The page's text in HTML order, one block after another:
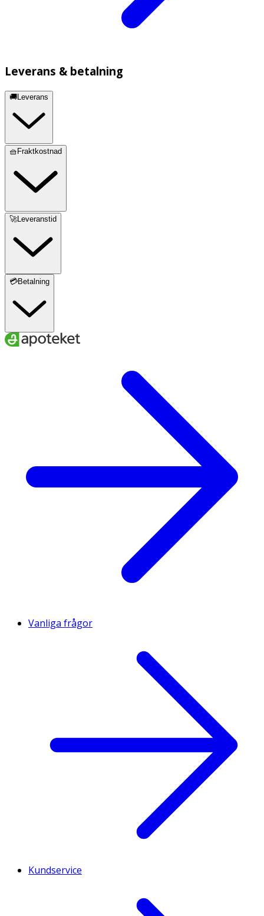
Leverans & betalning
🚚Leverans
🧺Fraktkostnad
🚀Leveranstid
💳Betalning
Vanliga frågor
Kundservice